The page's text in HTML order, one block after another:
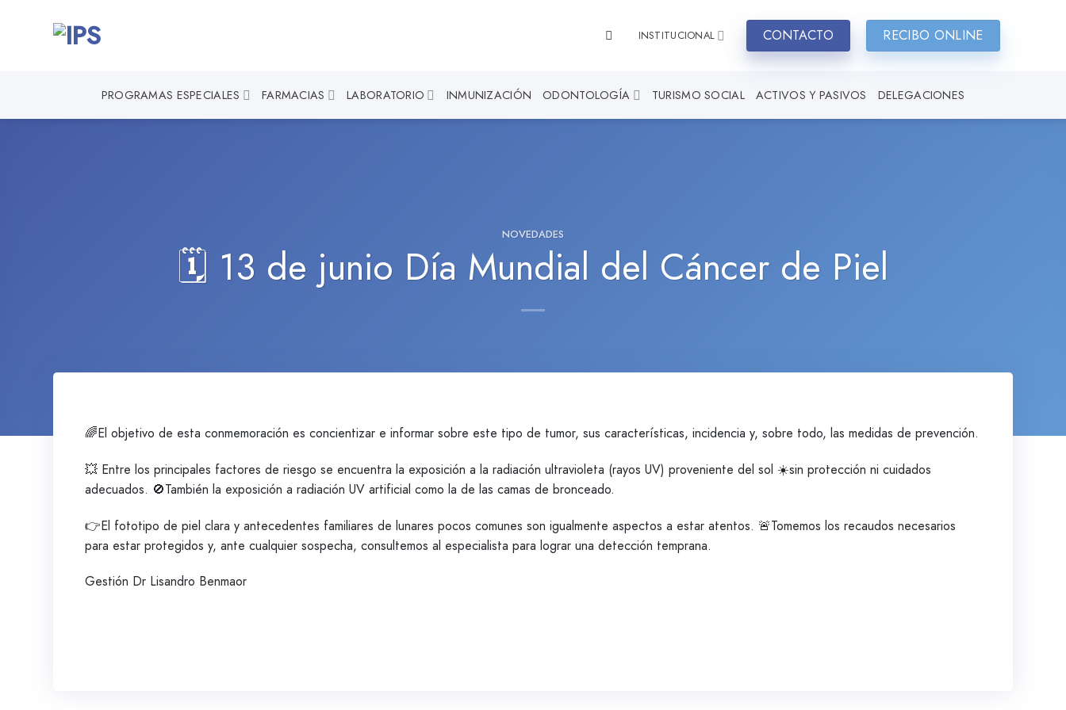
INSTITUCIONAL CONTACTO RECIBO ONLINE
PROGRAMAS ESPECIALES FARMACIAS LABORATORIO INMUNIZACIÓN ODONTOLOGÍA TURISMO SOCIAL ACTIVOS Y PASIVOS DELEGACIONES
NOVEDADES
🗓️ 13 de junio Día Mundial del Cáncer de Piel
🌈El objetivo de esta conmemoración es concientizar e informar sobre este tipo de tumor, sus características, incidencia y, sobre todo, las medidas de prevención.
💥 Entre los principales factores de riesgo se encuentra la exposición a la radiación ultravioleta (rayos UV) proveniente del sol ☀️sin protección ni cuidados
adecuados. 🚫También la exposición a radiación UV artificial como la de las camas de bronceado.
👉El fototipo de piel clara y antecedentes familiares de lunares pocos comunes son igualmente aspectos a estar atentos. 🚨Tomemos los recaudos necesarios
para estar protegidos y, ante cualquier sospecha, consultemos al especialista para lograr una detección temprana.
Gestión Dr Lisandro Benmaor